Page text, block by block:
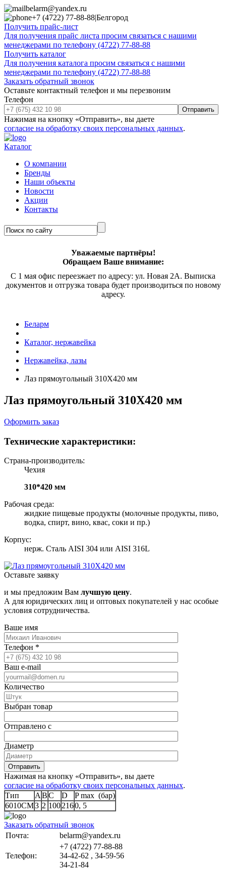
belarm@yandex.ru
+7 (4722) 77-88-88|Белгород
Получить прайс-лист
Для получения прайс листа просим связаться с нашими
менеджерами по телефону (4722) 77-88-88
Получить каталог
Для получения каталога просим связаться с нашими
менеджерами по телефону (4722) 77-88-88
Заказать обратный звонок
Оставьте контактный телефон и мы перезвоним
Телефон
Отправить
Нажимая на кнопку «Отправить», вы даете
согласие на обработку своих персональных данных.
Каталог
О компании
Бренды
Наши объекты
Новости
Акции
Контакты
Уважаемые партнёры!
Обращаем Ваше внимание:
С 1 мая офис переезжает по адресу: ул. Новая 2А. Выписка
документов и отгрузка товара будет производиться по новому
адресу.
Беларм
Каталог, нержавейка
Нержавейка, лазы
Лаз прямоугольный 310Х420 мм
Лаз прямоугольный 310Х420 мм
Оформить заказ
Технические характеристики:
Страна-производитель:
Чехия
310*420 мм
Рабочая среда:
жидкие пищевые продукты (молочные продукты, пиво,
водка, спирт, вино, квас, соки и пр.)
Корпус:
нерж. Сталь AISI 304 или AISI 316L
Оставьте заявку
и мы предложим Вам лучшую цену.
А для юридических лиц и оптовых покупателей у нас особые
условия сотрудничества.
Ваше имя
Телефон *
Ваш e-mail
Количество
Выбран товар
Отправлено с
Диаметр
Отправить
Нажимая на кнопку «Отправить», вы даете
согласие на обработку своих персональных данных.
Тип
A BC D
P max (бар)
6010СМ3 2 1002160, 5
Заказать обратный звонок
Почта:
belarm@yandex.ru
Телефон:
+7 (4722) 77-88-88
34-42-62 , 34-59-56
34-21-84